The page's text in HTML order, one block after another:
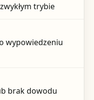
trybie
wypowiedzeniu
brak dowodu